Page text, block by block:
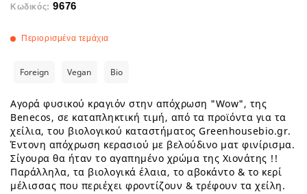
Κωδικός: 9676
Περιορισμένα τεμάχια
Foreign Vegan Bio
Αγορά φυσικού κραγιόν στην απόχρωση "Wow", της
Benecos, σε καταπληκτική τιμή, από τα προϊόντα για τα
χείλια, του βιολογικού καταστήματος Greenhousebio.gr.
Έντονη απόχρωση κερασιού με βελούδινο ματ φινίρισμα.
Σίγουρα θα ήταν το αγαπημένο χρώμα της Χιονάτης !!
Παράλληλα, τα βιολογικά έλαια, το αβοκάντο & το κερί
μέλισσας που περιέχει φροντίζουν & τρέφουν τα χείλη.